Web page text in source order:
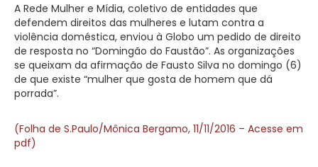
A Rede Mulher e Mídia, coletivo de entidades que
defendem direitos das mulheres e lutam contra a
violência doméstica, enviou à Globo um pedido de direito
de resposta no “Domingão do Faustão”. As organizações
se queixam da afirmação de Fausto Silva no domingo (6)
de que existe “mulher que gosta de homem que dá
porrada”.
(Folha de S.Paulo/Mônica Bergamo, 11/11/2016 – Acesse em
pdf)